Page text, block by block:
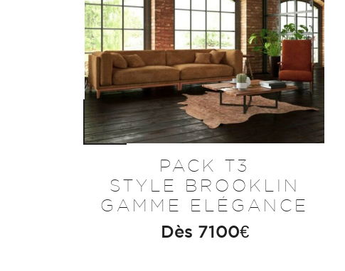
PACK T3
STYLE BROOKLIN
GAMME ELÉGANCE
Dès 7100€